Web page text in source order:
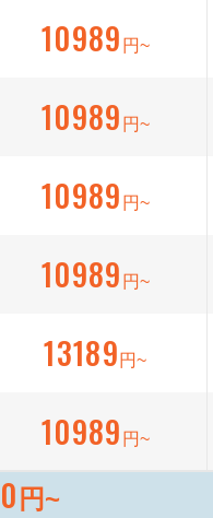
10989 円~
10989 円~
10989 円~
10989 円~
13189 円~
10989 円~
円~